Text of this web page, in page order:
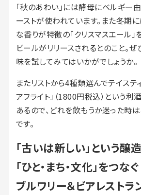
「秋のあわい」には酵母にベルギー
ーストが使われています。また冬期
な香りが特徴の「クリスマスエール」
ビールがリリースされるとのこと。
味を試してみてはいかがでしょうか。
またリストから4種類選んでテイステ
アフライト」（1800円税込）という利
あるので、どれを飲もうか迷った時
です。
「古いは新しい」という醸
「ひと・まち・文化」をつなぐ
ブルワリー＆ビアレストラ